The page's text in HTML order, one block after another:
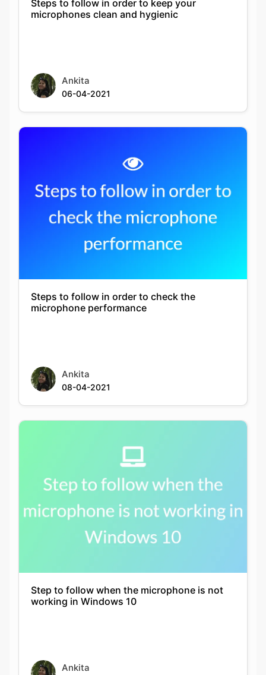
Steps to follow in order to keep your
microphones clean and hygienic
Ankita
06-04-2021
Steps to follow in order to check the
microphone performance
Ankita
08-04-2021
Step to follow when the microphone is not
working in Windows 10
Ankita